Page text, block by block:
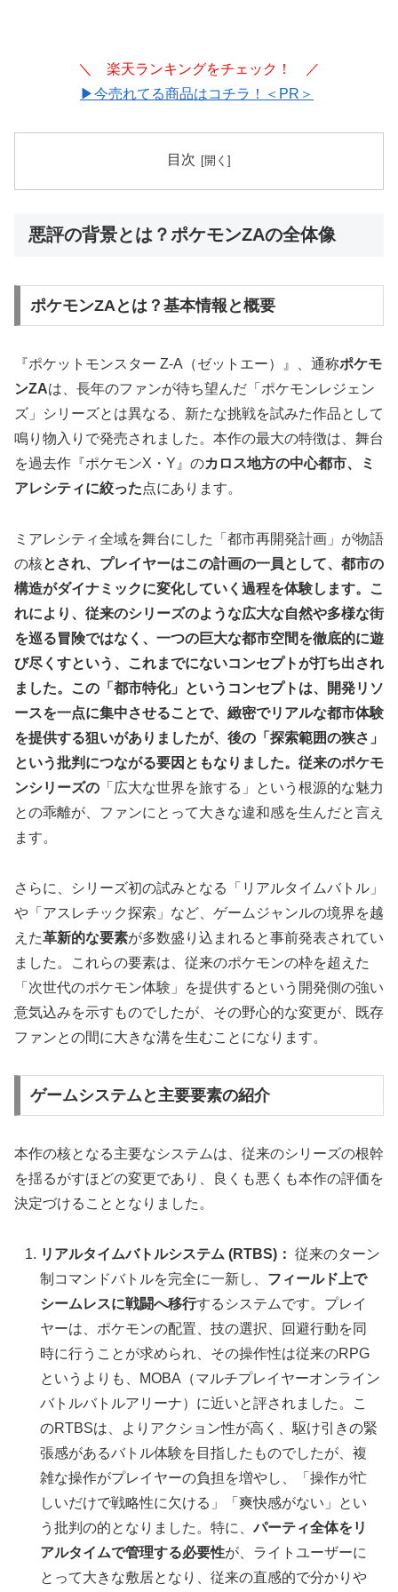
＼ 楽天ランキングをチェック！ ／
▶今売れてる商品はコチラ！＜PR＞
目次
悪評の背景とは？ポケモンZAの全体像
ポケモンZAとは？基本情報と概要
『ポケットモンスター Z-A（ゼットエー）』、通称ポケモ
ンZAは、長年のファンが待ち望んだ「ポケモンレジェン
ズ」シリーズとは異なる、新たな挑戦を試みた作品として
鳴り物入りで発売されました。本作の最大の特徴は、舞台
を過去作『ポケモンX・Y』のカロス地方の中心都市、ミ
アレシティに絞った点にあります。
ミアレシティ全域を舞台にした「都市再開発計画」が物語
の核とされ、プレイヤーはこの計画の一員として、都市の
構造がダイナミックに変化していく過程を体験します。こ
れにより、従来のシリーズのような広大な自然や多様な街
を巡る冒険ではなく、一つの巨大な都市空間を徹底的に遊
び尽くすという、これまでにないコンセプトが打ち出され
ました。この「都市特化」というコンセプトは、開発リソ
ースを一点に集中させることで、緻密でリアルな都市体験
を提供する狙いがありましたが、後の「探索範囲の狭さ」
という批判につながる要因ともなりました。従来のポケモ
ンシリーズの 「広大な世界を旅する」という根源的な魅力
との乖離が、ファンにとって大きな違和感を生んだと言え
ます。
さらに、シリーズ初の試みとなる「リアルタイムバトル」
や「アスレチック探索」など、ゲームジャンルの境界を越
えた革新的な要素が多数盛り込まれると事前発表されてい
ました。これらの要素は、従来のポケモンの枠を超えた
「次世代のポケモン体験」を提供するという開発側の強い
意気込みを示すものでしたが、その野心的な変更が、既存
ファンとの間に大きな溝を生むことになります。
ゲームシステムと主要要素の紹介
本作の核となる主要なシステムは、従来のシリーズの根幹
を揺るがすほどの変更であり、良くも悪くも本作の評価を
決定づけることとなりました。
リアルタイムバトルシステム (RTBS)： 従来のターン
制コマンドバトルを完全に一新し、 フィールド上で
シームレスに戦闘へ移行するシステムです。プレイ
ヤーは、ポケモンの配置、技の選択、回避行動を同
時に行うことが求められ、その操作性は従来のRPG
というよりも、MOBA（マルチプレイヤーオンライン
バトルバトルアリーナ）に近いと評されました。こ
のRTBSは、よりアクション性が高く、駆け引きの緊
張感があるバトル体験を目指したものでしたが、複
雑な操作がプレイヤーの負担を増やし、「操作が忙
しいだけで戦略性に欠ける」「爽快感がない」とい
う批判の的となりました。特に、パーティ全体をリ
アルタイムで管理する必要性が、ライトユーザーに
とって大きな敷居となり、従来の直感的で分かりや